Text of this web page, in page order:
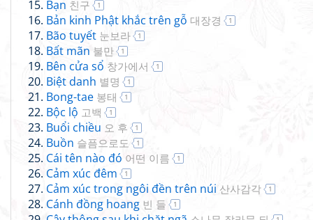
Bạn 친구 1
Bản kinh Phật khắc trên gỗ 대장경 1
Bão tuyết 눈보라 1
Bất mãn 불만 1
Bên cửa sổ 창가에서 1
Biệt danh 별명 1
Bong-tae 봉태 1
Bộc lộ 고백 1
Buổi chiều 오 후 1
Buồn 슬픔으로도 1
Cái tên nào đó 어떤 이름 1
Cảm xúc đêm 1
Cảm xúc trong ngôi đền trên núi 산사감각 1
Cánh đồng hoang 빈 들 1